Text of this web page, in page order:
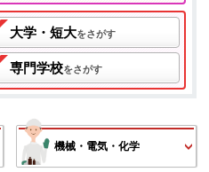
大学・短大をさがす
専門学校をさがす
機械・電気・化学